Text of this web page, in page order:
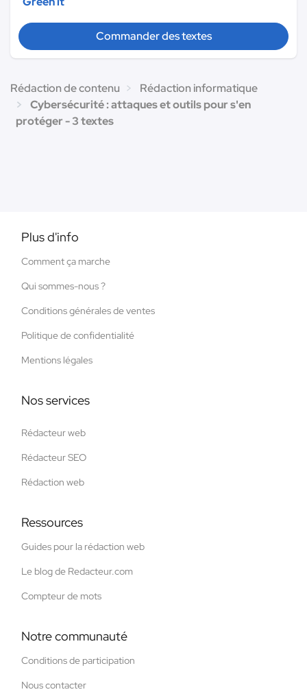
Commander des textes
Rédaction de contenu
Rédaction informatique
Cybersécurité : attaques et outils pour s'en
protéger - 3 textes
Plus d'info
Comment ça marche
Qui sommes-nous ?
Conditions générales de ventes
Politique de confidentialité
Mentions légales
Nos services
Rédacteur web
Rédacteur SEO
Rédaction web
Ressources
Guides pour la rédaction web
Le blog de Redacteur.com
Compteur de mots
Notre communauté
Conditions de participation
Nous contacter